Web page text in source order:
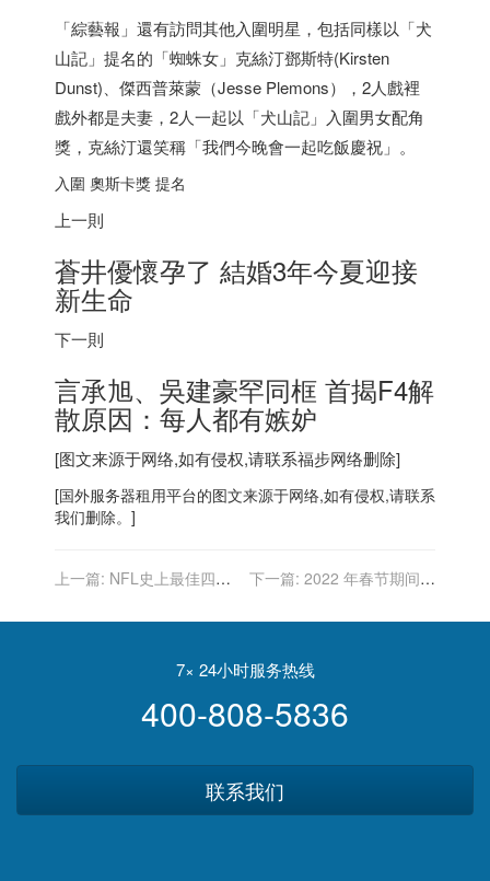
「綜藝報」還有訪問其他入圍明星，包括同樣以「犬
山記」提名的「蜘蛛女」克絲汀鄧斯特(Kirsten
Dunst)、傑西普萊蒙（Jesse Plemons），2人戲裡
戲外都是夫妻，2人一起以「犬山記」入圍男女配角
獎，克絲汀還笑稱「我們今晚會一起吃飯慶祝」。
入圍 奧斯卡獎 提名
上一則
蒼井優懷孕了 結婚3年今夏迎接
新生命
下一則
言承旭、吳建豪罕同框 首揭F4解
散原因：每人都有嫉妒
[图文来源于网络,如有侵权,请联系福步网络删除]
[国外服务器租用平台的图文来源于网络,如有侵权,请联系
我们删除。]
上一篇: NFL史上最佳四分
下一篇: 2022 年春节期间移
再创新高
7× 24小时服务热线
400-808-5836
联系我们